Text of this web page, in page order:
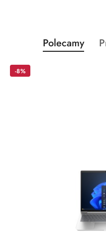
Pomiń karuzelę
Produkty
o
Polecamy
-8%